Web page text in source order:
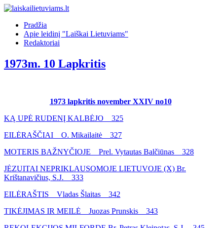
Pradžia
Apie leidinį "Laiškai Lietuviams"
Redaktoriai
1973m. 10 Lapkritis
1973 lapkritis november XXIV no10
KĄ UPĖ RUDENĮ KALBĖJO 325
EILĖRAŠČIAI O. Mikailaitė 327
MOTERIS BAŽNYČIOJE Prel. Vytautas Balčiūnas 328
JĖZUITAI NEPRIKLAUSOMOJE LIETUVOJE (X) Br.
Krištanavičius, S.J. 333
EILĖRAŠTIS Vladas Šlaitas 342
TIKĖJIMAS IR MEILĖ Juozas Prunskis 343